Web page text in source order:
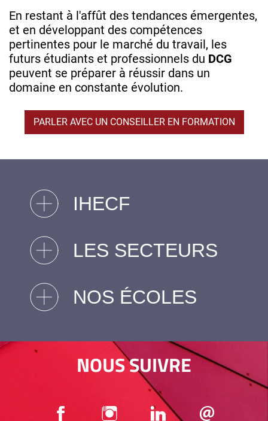
En restant à l'affût des tendances émergentes,
et en développant des compétences
pertinentes pour le marché du travail, les
futurs étudiants et professionnels du DCG
peuvent se préparer à réussir dans un
domaine en constante évolution.
PARLER AVEC UN CONSEILLER EN FORMATION
IHECF
LES SECTEURS
NOS ÉCOLES
NOUS SUIVRE